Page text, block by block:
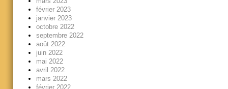
février 2023
janvier 2023
octobre 2022
septembre 2022
août 2022
juin 2022
mai 2022
avril 2022
mars 2022
février 2022